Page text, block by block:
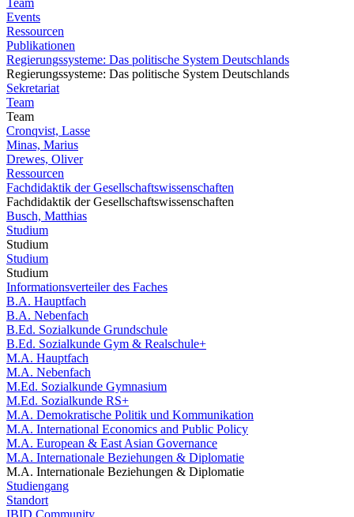
Team
Events
Ressourcen
Publikationen
Regierungssysteme: Das politische System Deutschlands
Regierungssysteme: Das politische System Deutschlands
Sekretariat
Team
Team
Cronqvist, Lasse
Minas, Marius
Drewes, Oliver
Ressourcen
Fachdidaktik der Gesellschaftswissenschaften
Fachdidaktik der Gesellschaftswissenschaften
Busch, Matthias
Studium
Studium
Studium
Studium
Informationsverteiler des Faches
B.A. Hauptfach
B.A. Nebenfach
B.Ed. Sozialkunde Grundschule
B.Ed. Sozialkunde Gym & Realschule+
M.A. Hauptfach
M.A. Nebenfach
M.Ed. Sozialkunde Gymnasium
M.Ed. Sozialkunde RS+
M.A. Demokratische Politik und Kommunikation
M.A. International Economics and Public Policy
M.A. European & East Asian Governance
M.A. Internationale Beziehungen & Diplomatie
M.A. Internationale Beziehungen & Diplomatie
Studiengang
Standort
IBID Community